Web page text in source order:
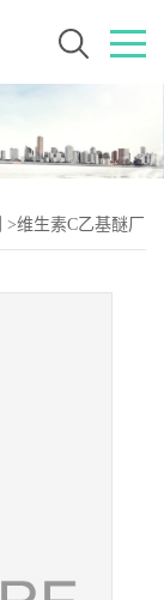
>维生素C乙基醚厂